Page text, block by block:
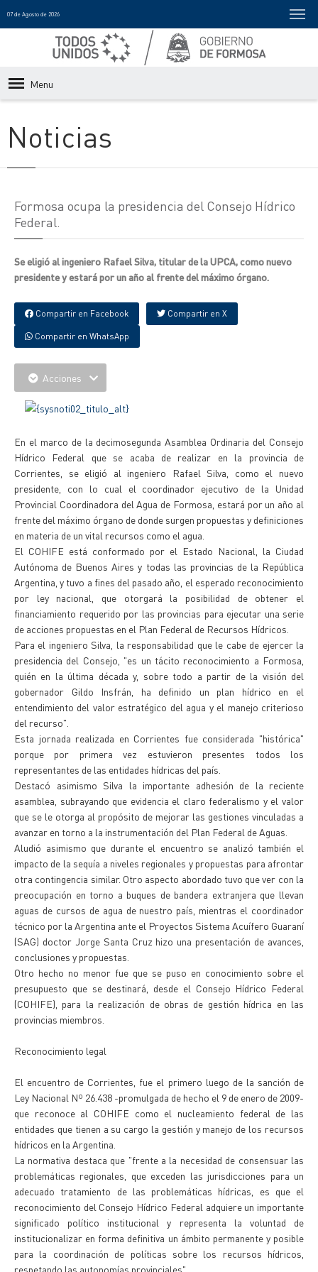
07 de Agosto de 2026
Menu
Noticias
Formosa ocupa la presidencia del Consejo Hídrico
Federal.
Se eligió al ingeniero Rafael Silva, titular de la UPCA, como nuevo
presidente y estará por un año al frente del máximo órgano.
Compartir en Facebook Compartir en X
Compartir en WhatsApp
Acciones
En el marco de la decimosegunda Asamblea Ordinaria del Consejo
Hídrico Federal que se acaba de realizar en la provincia de
Corrientes, se eligió al ingeniero Rafael Silva, como el nuevo
presidente, con lo cual el coordinador ejecutivo de la Unidad
Provincial Coordinadora del Agua de Formosa, estará por un año al
frente del máximo órgano de donde surgen propuestas y definiciones
en materia de un vital recursos como el agua.
El COHIFE está conformado por el Estado Nacional, la Ciudad
Autónoma de Buenos Aires y todas las provincias de la República
Argentina, y tuvo a fines del pasado año, el esperado reconocimiento
por ley nacional, que otorgará la posibilidad de obtener el
financiamiento requerido por las provincias para ejecutar una serie
de acciones propuestas en el Plan Federal de Recursos Hídricos.
Para el ingeniero Silva, la responsabilidad que le cabe de ejercer la
presidencia del Consejo, "es un tácito reconocimiento a Formosa,
quién en la última década y, sobre todo a partir de la visión del
gobernador Gildo Insfrán, ha definido un plan hídrico en el
entendimiento del valor estratégico del agua y el manejo criterioso
del recurso".
Esta jornada realizada en Corrientes fue considerada "histórica"
porque por primera vez estuvieron presentes todos los
representantes de las entidades hídricas del país.
Destacó asimismo Silva la importante adhesión de la reciente
asamblea, subrayando que evidencia el claro federalismo y el valor
que se le otorga al propósito de mejorar las gestiones vinculadas a
avanzar en torno a la instrumentación del Plan Federal de Aguas.
Aludió asimismo que durante el encuentro se analizó también el
impacto de la sequía a niveles regionales y propuestas para afrontar
otra contingencia similar. Otro aspecto abordado tuvo que ver con la
preocupación en torno a buques de bandera extranjera que llevan
aguas de cursos de agua de nuestro país, mientras el coordinador
técnico por la Argentina ante el Proyectos Sistema Acuífero Guaraní
(SAG) doctor Jorge Santa Cruz hizo una presentación de avances,
conclusiones y propuestas.
Otro hecho no menor fue que se puso en conocimiento sobre el
presupuesto que se destinará, desde el Consejo Hídrico Federal
(COHIFE), para la realización de obras de gestión hídrica en las
provincias miembros.
Reconocimiento legal
El encuentro de Corrientes, fue el primero luego de la sanción de
Ley Nacional Nº 26.438 -promulgada de hecho el 9 de enero de 2009-
que reconoce al COHIFE como el nucleamiento federal de las
entidades que tienen a su cargo la gestión y manejo de los recursos
hídricos en la Argentina.
La normativa destaca que "frente a la necesidad de consensuar las
problemáticas regionales, que exceden las jurisdicciones para un
adecuado tratamiento de las problemáticas hídricas, es que el
reconocimiento del Consejo Hídrico Federal adquiere un importante
significado político institucional y representa la voluntad de
institucionalizar en forma definitiva un ámbito permanente y posible
para la coordinación de políticas sobre los recursos hídricos,
respetando las autonomías provinciales".